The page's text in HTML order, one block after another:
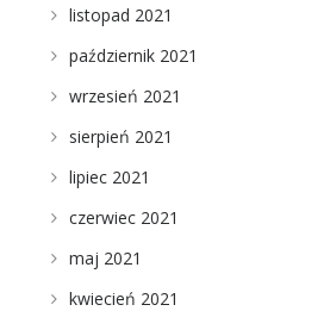
listopad 2021
październik 2021
wrzesień 2021
sierpień 2021
lipiec 2021
czerwiec 2021
maj 2021
kwiecień 2021